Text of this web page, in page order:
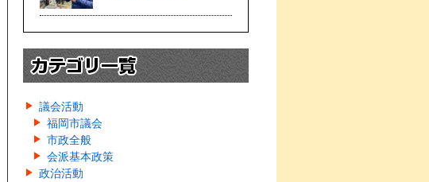
議会活動
福岡市議会
市政全般
会派基本政策
政治活動